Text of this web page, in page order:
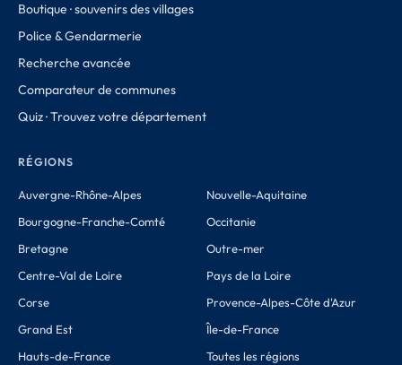
Boutique · souvenirs des villages
Police & Gendarmerie
Recherche avancée
Comparateur de communes
Quiz · Trouvez votre département
RÉGIONS
Auvergne-Rhône-Alpes
Bourgogne-Franche-Comté
Bretagne
Centre-Val de Loire
Corse
Grand Est
Hauts-de-France
Nouvelle-Aquitaine
Occitanie
Outre-mer
Pays de la Loire
Provence-Alpes-Côte d'Azur
Île-de-France
Toutes les régions